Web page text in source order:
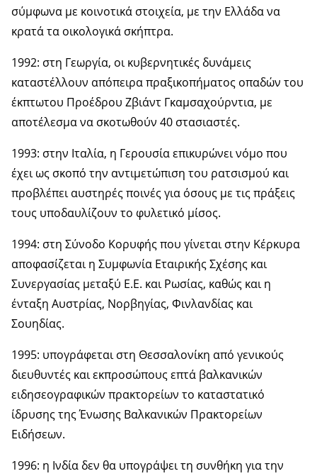
σύμφωνα με κοινοτικά στοιχεία, με την Ελλάδα να
κρατά τα οικολογικά σκήπτρα.
1992: στη Γεωργία, οι κυβερνητικές δυνάμεις
καταστέλλουν απόπειρα πραξικοπήματος οπαδών του
έκπτωτου Προέδρου Ζβιάντ Γκαμσαχούρντια, με
αποτέλεσμα να σκοτωθούν 40 στασιαστές.
1993: στην Ιταλία, η Γερουσία επικυρώνει νόμο που
έχει ως σκοπό την αντιμετώπιση του ρατσισμού και
προβλέπει αυστηρές ποινές για όσους με τις πράξεις
τους υποδαυλίζουν το φυλετικό μίσος.
1994: στη Σύνοδο Κορυφής που γίνεται στην Κέρκυρα
αποφασίζεται η Συμφωνία Εταιρικής Σχέσης και
Συνεργασίας μεταξύ Ε.Ε. και Ρωσίας, καθώς και η
ένταξη Αυστρίας, Νορβηγίας, Φινλανδίας και
Σουηδίας.
1995: υπογράφεται στη Θεσσαλονίκη από γενικούς
διευθυντές και εκπροσώπους επτά βαλκανικών
ειδησεογραφικών πρακτορείων το καταστατικό
ίδρυσης της Ένωσης Βαλκανικών Πρακτορείων
Ειδήσεων.
1996: η Ινδία δεν θα υπογράψει τη συνθήκη για την